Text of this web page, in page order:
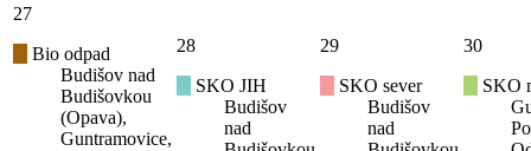
27
Bio odpad
Budišov nad
Budišovkou
(Opava),
Guntramovice,
28
SKO JIH
Budišov
nad
29
SKO sever
Budišov
nad
30
SKO